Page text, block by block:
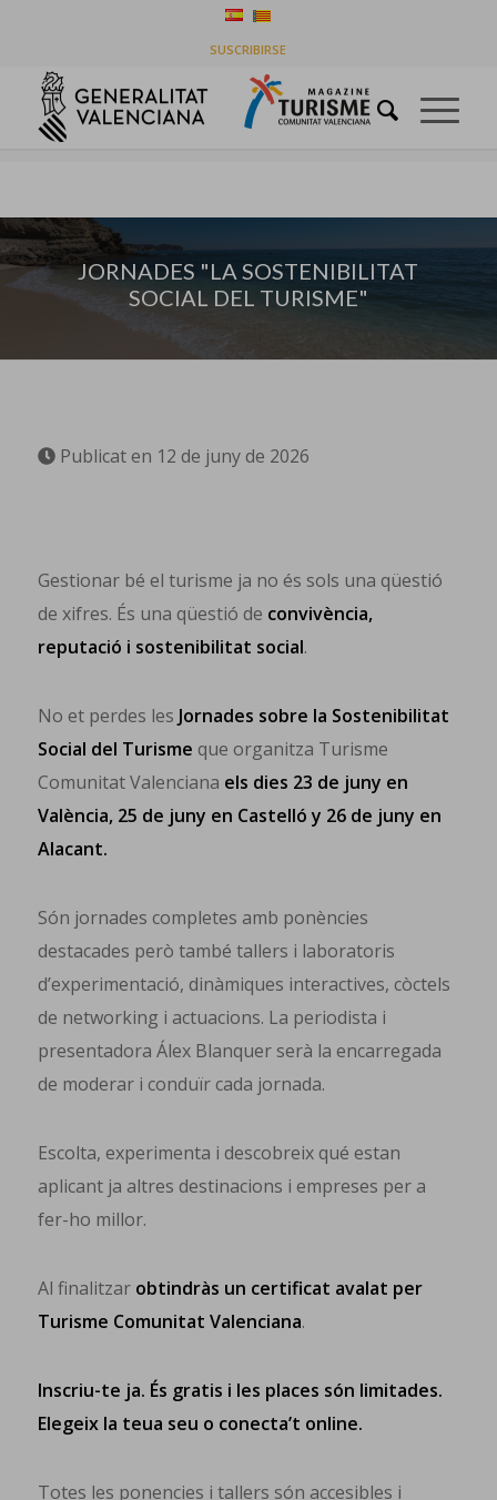
SUSCRIBIRSE
TURISME”
You are here: Home / Destinacions /
JORNADES “LA SOSTENIBILITAT SOCIAL DEL TURISME”
JORNADES "LA SOSTENIBILITAT
SOCIAL DEL TURISME"
Publicat en 12 de juny de 2026
Gestionar bé el turisme ja no és sols una qüestió
de xifres. És una qüestió de convivència,
reputació i sostenibilitat social.
No et perdes les Jornades sobre la Sostenibilitat
Social del Turisme que organitza Turisme
Comunitat Valenciana els dies 23 de juny en
València, 25 de juny en Castelló y 26 de juny en
Alacant.
Són jornades completes amb ponències
destacades però també tallers i laboratoris
d’experimentació, dinàmiques interactives, còctels
de networking i actuacions. La periodista i
presentadora Álex Blanquer serà la encarregada
de moderar i conduïr cada jornada.
Escolta, experimenta i descobreix qué estan
aplicant ja altres destinacions i empreses per a
fer-ho millor.
Al finalitzar obtindràs un certificat avalat per
Turisme Comunitat Valenciana.
Inscriu-te ja. És gratis i les places són limitades.
Elegeix la teua seu o conecta’t online.
Totes les ponencies i tallers són accesibles i